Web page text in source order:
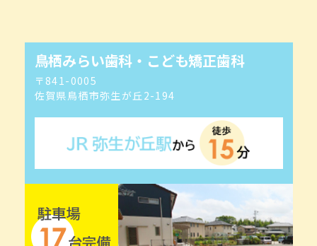
鳥栖みらい歯科・こども矯正歯科
〒841-0005
佐賀県鳥栖市弥生が丘2-194